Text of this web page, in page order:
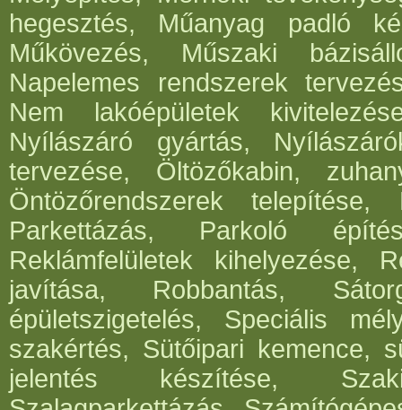
hegesztés, Műanyag padló
Műkövezés, Műszaki
Napelemes rendszerek
Nem lakóépületek
Nyílászáró gyártás,
tervezése, Öltözőkabin,
Öntözőrendszerek
Parkettázás, Parkoló
Reklámfelületek kihelyezése,
javítása, Robbantás,
épületszigetelés, Speciális
szakértés, Sütőipari kemence,
jelentés készítése,